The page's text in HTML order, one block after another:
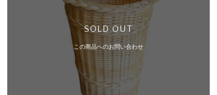
SOLD OUT
この商品へのお問い合わせ